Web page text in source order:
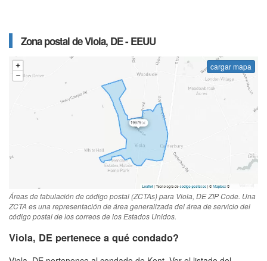
Zona postal de Viola, DE - EEUU
cargar mapa
Áreas de tabulación de código postal (ZCTAs) para Viola, DE ZIP Code. Una
ZCTA es una representación de área generalizada del área de servicio del
código postal de los correos de los Estados Unidos.
Viola, DE pertenece a qué condado?